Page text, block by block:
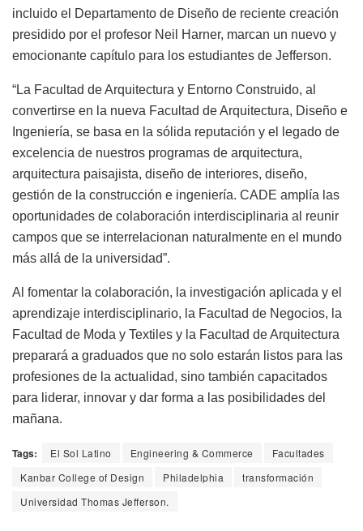
incluido el Departamento de Diseño de reciente creación
presidido por el profesor Neil Harner, marcan un nuevo y
emocionante capítulo para los estudiantes de Jefferson.
“La Facultad de Arquitectura y Entorno Construido, al
convertirse en la nueva Facultad de Arquitectura, Diseño e
Ingeniería, se basa en la sólida reputación y el legado de
excelencia de nuestros programas de arquitectura,
arquitectura paisajista, diseño de interiores, diseño,
gestión de la construcción e ingeniería. CADE amplía las
oportunidades de colaboración interdisciplinaria al reunir
campos que se interrelacionan naturalmente en el mundo
más allá de la universidad”.
Al fomentar la colaboración, la investigación aplicada y el
aprendizaje interdisciplinario, la Facultad de Negocios, la
Facultad de Moda y Textiles y la Facultad de Arquitectura
preparará a graduados que no solo estarán listos para las
profesiones de la actualidad, sino también capacitados
para liderar, innovar y dar forma a las posibilidades del
mañana.
Tags: El Sol Latino Engineering & Commerce
Facultades
Kanbar College of Design
Philadelphia
transformación
Universidad Thomas Jefferson.